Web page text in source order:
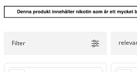
Filter